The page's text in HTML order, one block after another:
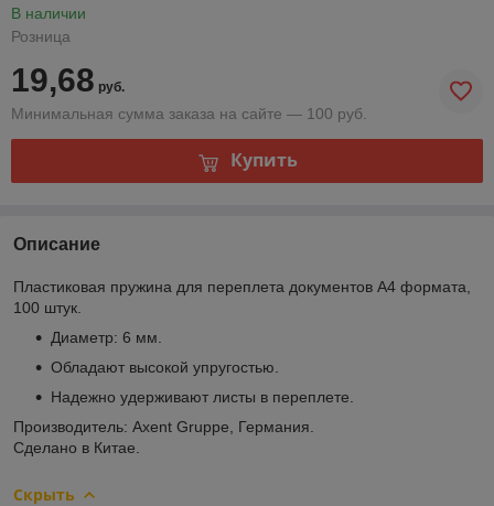
В наличии
Розница
19,68 руб.
Минимальная сумма заказа на сайте — 100 руб.
Купить
Описание
Пластиковая пружина для переплета документов А4 формата,
100 штук.
Диаметр: 6 мм.
Обладают высокой упругостью.
Надежно удерживают листы в переплете.
Производитель: Axent Gruppe, Германия.
Сделано в Китае.
Скрыть